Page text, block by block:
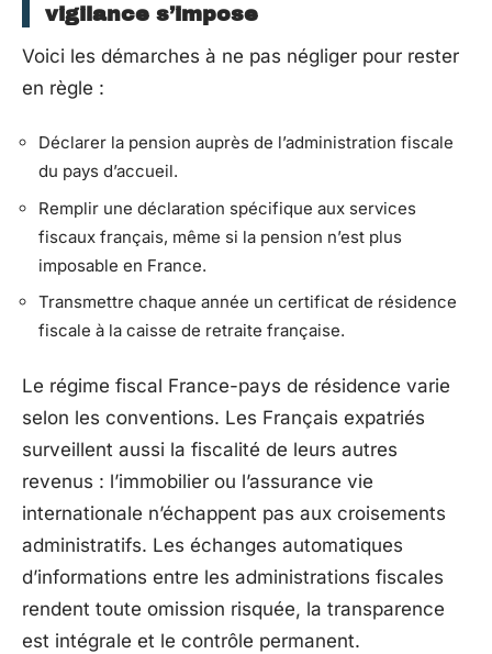
vigilance s’impose
Voici les démarches à ne pas négliger pour rester
en règle :
Déclarer la pension auprès de l’administration fiscale
du pays d’accueil.
Remplir une déclaration spécifique aux services
fiscaux français, même si la pension n’est plus
imposable en France.
Transmettre chaque année un certificat de résidence
fiscale à la caisse de retraite française.
Le régime fiscal France-pays de résidence varie
selon les conventions. Les Français expatriés
surveillent aussi la fiscalité de leurs autres
revenus : l’immobilier ou l’assurance vie
internationale n’échappent pas aux croisements
administratifs. Les échanges automatiques
d’informations entre les administrations fiscales
rendent toute omission risquée, la transparence
est intégrale et le contrôle permanent.